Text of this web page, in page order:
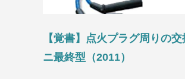
【覚書】点火プラグ周りの
ニ最終型（2011）